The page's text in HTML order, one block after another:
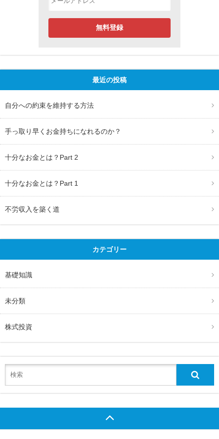
最近の投稿
自分への約束を維持する方法
手っ取り早くお金持ちになれるのか？
十分なお金とは？Part 2
十分なお金とは？Part 1
不労収入を築く道
カテゴリー
基礎知識
未分類
株式投資